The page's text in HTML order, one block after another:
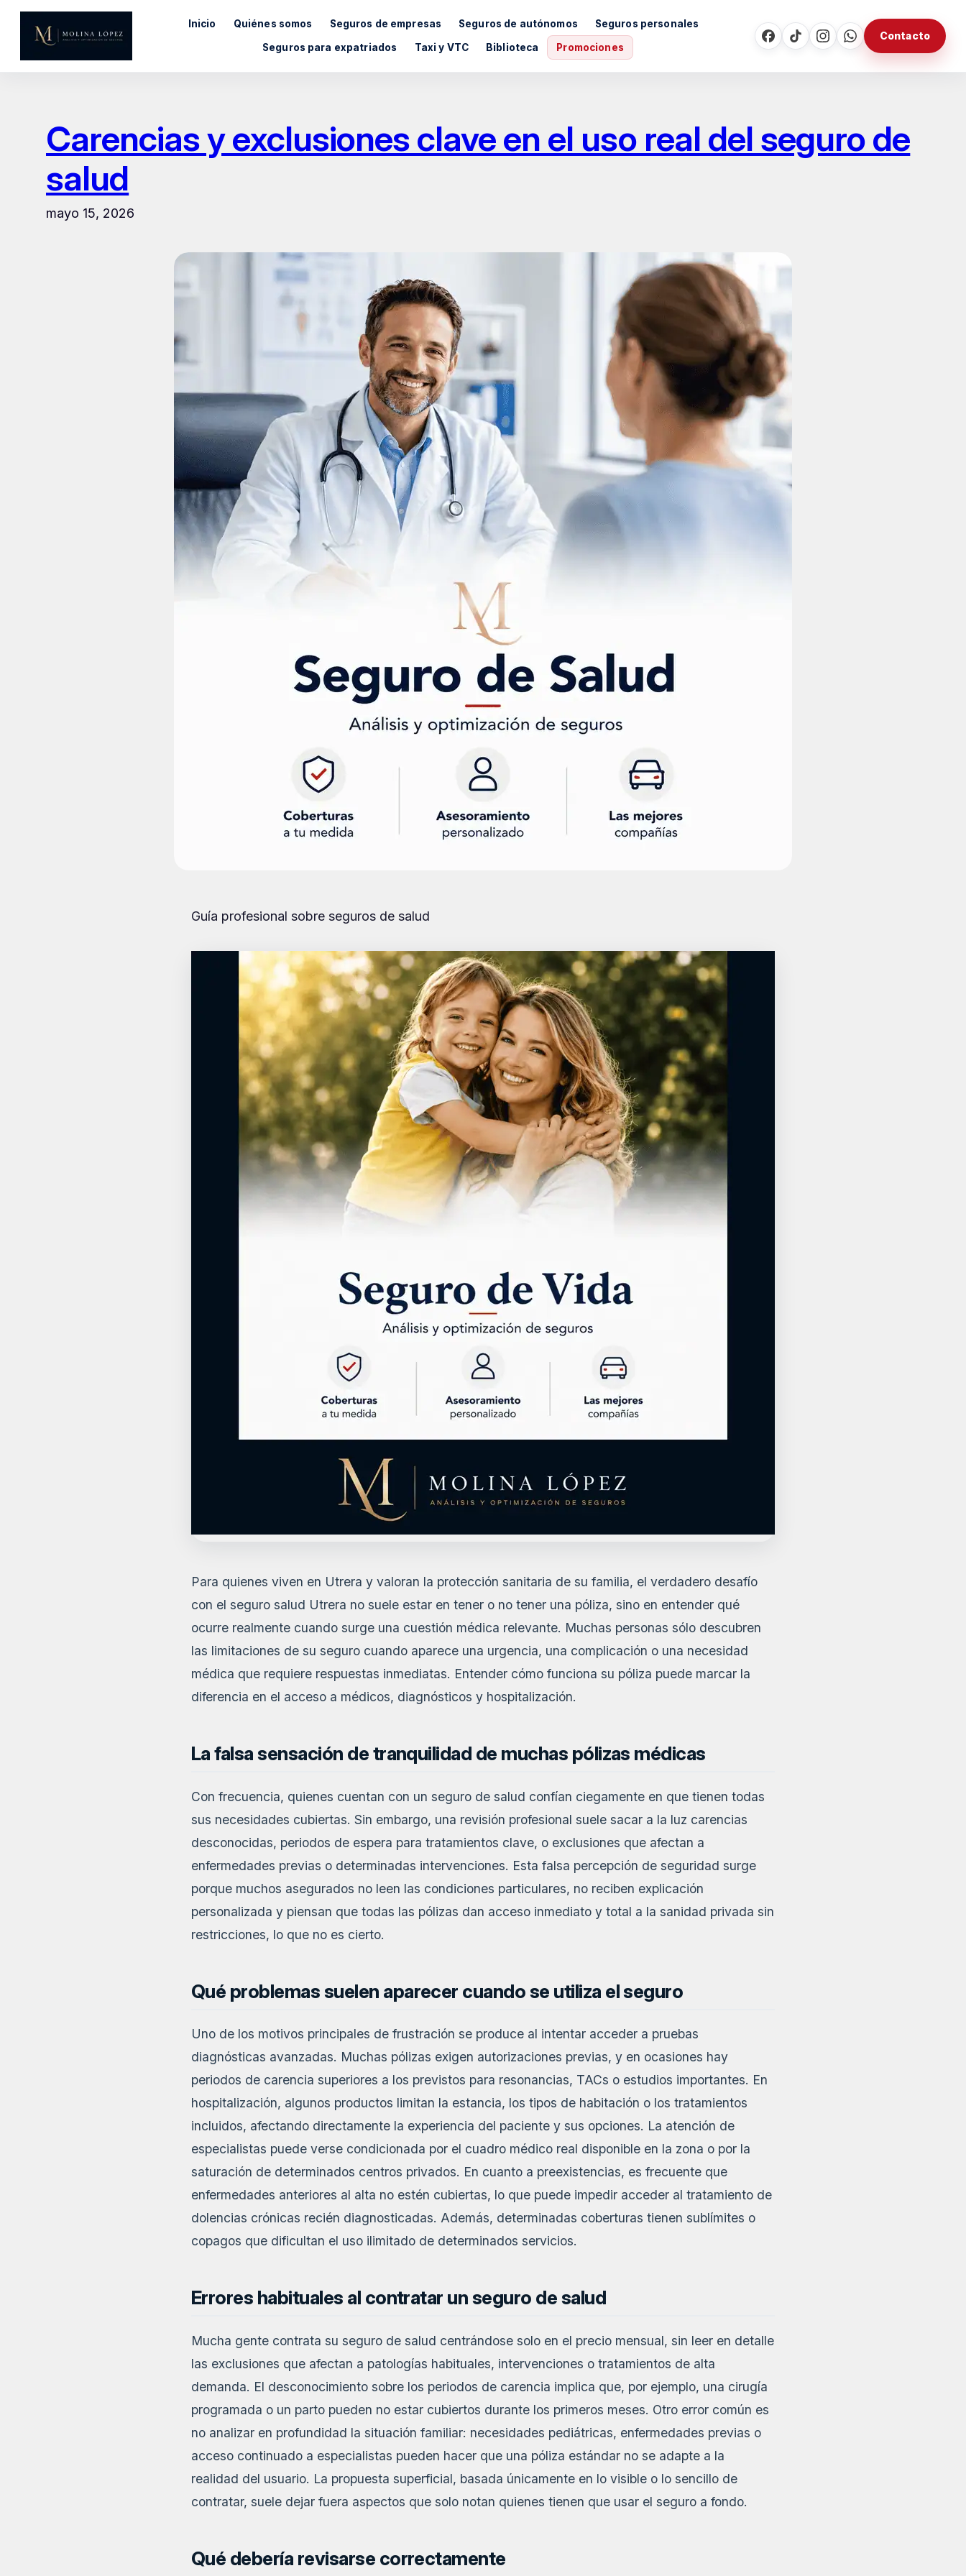
Saltar
contenido
Inicio Quiénes somos Seguros de empresas Seguros de autónomos Seguros personales
Seguros para expatriados Taxi y VTC Biblioteca Promociones
Contacto
Carencias y exclusiones clave en el uso real del seguro de
salud
mayo 15, 2026
Guía profesional sobre seguros de salud
Para quienes viven en Utrera y valoran la protección sanitaria de su familia, el verdadero desafío
con el seguro salud Utrera no suele estar en tener o no tener una póliza, sino en entender qué
ocurre realmente cuando surge una cuestión médica relevante. Muchas personas sólo descubren
las limitaciones de su seguro cuando aparece una urgencia, una complicación o una necesidad
médica que requiere respuestas inmediatas. Entender cómo funciona su póliza puede marcar la
diferencia en el acceso a médicos, diagnósticos y hospitalización.
La falsa sensación de tranquilidad de muchas pólizas médicas
Con frecuencia, quienes cuentan con un seguro de salud confían ciegamente en que tienen todas
sus necesidades cubiertas. Sin embargo, una revisión profesional suele sacar a la luz carencias
desconocidas, periodos de espera para tratamientos clave, o exclusiones que afectan a
enfermedades previas o determinadas intervenciones. Esta falsa percepción de seguridad surge
porque muchos asegurados no leen las condiciones particulares, no reciben explicación
personalizada y piensan que todas las pólizas dan acceso inmediato y total a la sanidad privada sin
restricciones, lo que no es cierto.
Qué problemas suelen aparecer cuando se utiliza el seguro
Uno de los motivos principales de frustración se produce al intentar acceder a pruebas
diagnósticas avanzadas. Muchas pólizas exigen autorizaciones previas, y en ocasiones hay
periodos de carencia superiores a los previstos para resonancias, TACs o estudios importantes. En
hospitalización, algunos productos limitan la estancia, los tipos de habitación o los tratamientos
incluidos, afectando directamente la experiencia del paciente y sus opciones. La atención de
especialistas puede verse condicionada por el cuadro médico real disponible en la zona o por la
saturación de determinados centros privados. En cuanto a preexistencias, es frecuente que
enfermedades anteriores al alta no estén cubiertas, lo que puede impedir acceder al tratamiento de
dolencias crónicas recién diagnosticadas. Además, determinadas coberturas tienen sublímites o
copagos que dificultan el uso ilimitado de determinados servicios.
Errores habituales al contratar un seguro de salud
Mucha gente contrata su seguro de salud centrándose solo en el precio mensual, sin leer en detalle
las exclusiones que afectan a patologías habituales, intervenciones o tratamientos de alta
demanda. El desconocimiento sobre los periodos de carencia implica que, por ejemplo, una cirugía
programada o un parto pueden no estar cubiertos durante los primeros meses. Otro error común es
no analizar en profundidad la situación familiar: necesidades pediátricas, enfermedades previas o
acceso continuado a especialistas pueden hacer que una póliza estándar no se adapte a la
realidad del usuario. La propuesta superficial, basada únicamente en lo visible o lo sencillo de
contratar, suele dejar fuera aspectos que solo notan quienes tienen que usar el seguro a fondo.
Qué debería revisarse correctamente